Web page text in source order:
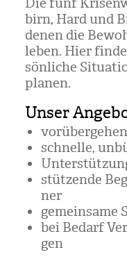
Die fünf
birn, Hard und
denen die
leben. Hier
sön­li­che
pla­nen.
Unser
schnelle,
stüt­zende
ner
gemein­same
bei Bedarf
gen